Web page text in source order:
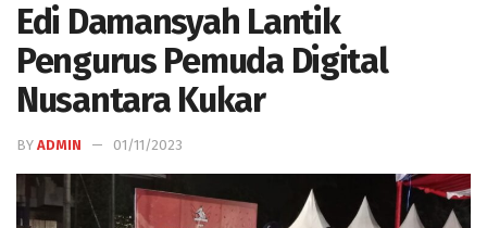
Edi Damansyah Lantik
Pengurus Pemuda Digital
Nusantara Kukar
BY ADMIN 01/11/2023